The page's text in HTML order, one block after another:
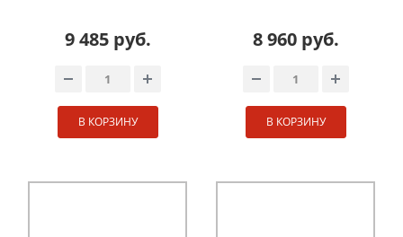
9 485 руб.
В КОРЗИНУ
8 960 руб.
В КОРЗИНУ